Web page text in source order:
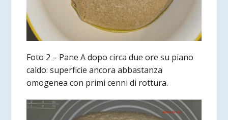
Foto 2 – Pane A dopo circa due ore su piano
caldo: superficie ancora abbastanza
omogenea con primi cenni di rottura.